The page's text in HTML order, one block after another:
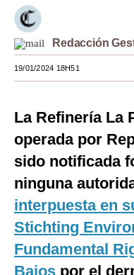
Estilos
Mundo
EEUU
España
Internacional
Tecnología
Club del Suscriptor
Mix
Redacción
19/01/2024 18H51
La Refinería La
operada por
sido notificada
ninguna
interpuesta en
Stichting
Fundamental
Bajos por el